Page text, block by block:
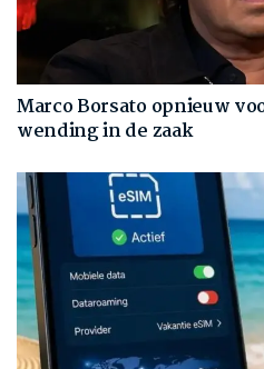
Marco Borsato opnieuw
wending in de zaak